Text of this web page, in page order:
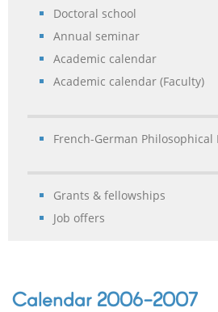
Doctoral school
Annual seminar
Academic calendar
Academic calendar (Faculty)
French-German Philosophical
Grants & fellowships
Job offers
Calendar 2006-2007